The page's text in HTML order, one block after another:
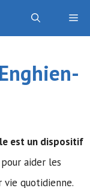
est un dispositif
pour aider les
quotidienne.